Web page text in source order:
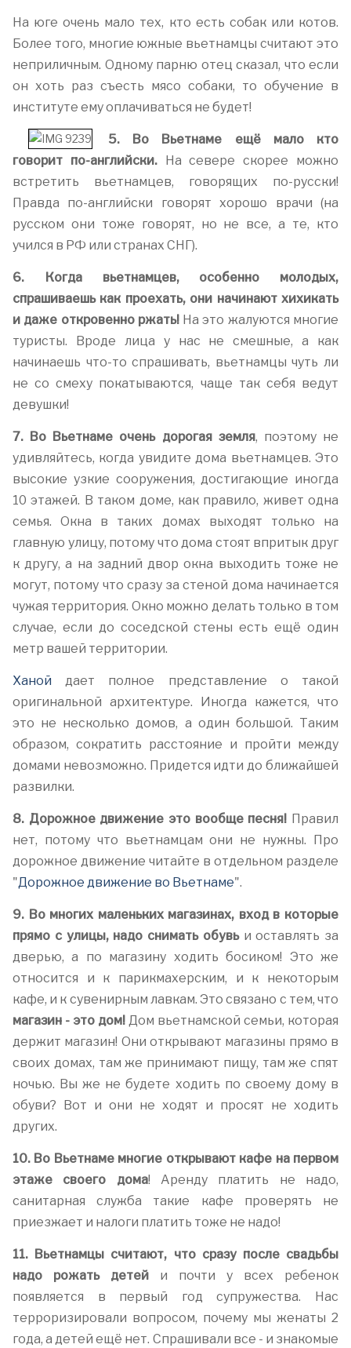
На юге очень мало тех, кто есть собак или котов.
Более того, многие южные вьетнамцы считают это
неприличным. Одному парню отец сказал, что если
он хоть раз съесть мясо собаки, то обучение в
институте ему оплачиваться не будет!
5. Во Вьетнаме ещё мало кто
говорит по-английски.На севере скорее можно
встретить вьетнамцев, говорящих по-русски!
Правда по-английски говорят хорошо врачи (на
русском они тоже говорят, но не все, а те, кто
учился в РФ или странах СНГ).
6. Когда вьетнамцев, особенно молодых,
спрашиваешь как проехать, они начинают хихикать
и даже откровенно ржать!На это жалуются многие
туристы. Вроде лица у нас не смешные, а как
начинаешь что-то спрашивать, вьетнамцы чуть ли
не со смеху покатываются, чаще так себя ведут
девушки!
7. Во Вьетнаме очень дорогая земля, поэтому не
удивляйтесь, когда увидите дома вьетнамцев. Это
высокие узкие сооружения, достигающие иногда
10 этажей. В таком доме, как правило, живет одна
семья. Окна в таких домах выходят только на
главную улицу, потому что дома стоят впритык друг
к другу, а на задний двор окна выходить тоже не
могут, потому что сразу за стеной дома начинается
чужая территория. Окно можно делать только в том
случае, если до соседской стены есть ещё один
метр вашей территории.
Ханойдает полное представление о такой
оригинальной архитектуре. Иногда кажется, что
это не несколько домов, а один большой. Таким
образом, сократить расстояние и пройти между
домами невозможно. Придется идти до ближайшей
развилки.
8. Дорожное движение это вообще песня! Правил
нет, потому что вьетнамцам они не нужны. Про
дорожное движение читайте в отдельном разделе
"Дорожное движение во Вьетнаме".
9. Во многих маленьких магазинах, вход в которые
прямо с улицы, надо снимать обувьи оставлять за
дверью, а по магазину ходить босиком! Это же
относится и к парикмахерским, и к некоторым
кафе, и к сувенирным лавкам. Это связано с тем, что
магазин - это дом! Дом вьетнамской семьи, которая
держит магазин! Они открывают магазины прямо в
своих домах, там же принимают пищу, там же спят
ночью. Вы же не будете ходить по своему дому в
обуви? Вот и они не ходят и просят не ходить
других.
10. Во Вьетнаме многие открывают кафе на первом
этаже своего дома! Аренду платить не надо,
санитарная служба такие кафе проверять не
приезжает и налоги платить тоже не надо!
11. Вьетнамцы считают, что сразу после свадьбы
надо рожать детей и почти у всех ребенок
появляется в первый год супружества. Нас
терроризировали вопросом, почему мы женаты 2
года, а детей ещё нет. Спрашивали все - и знакомые